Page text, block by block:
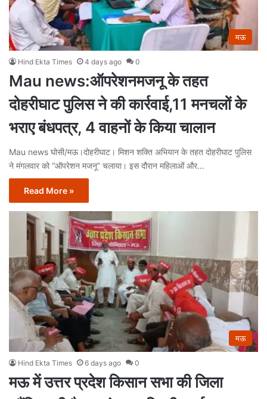
मऊ
Hind Ekta Times 4 days ago 0
Mau news:ऑपरेशनमजनू के तहत
दोहरीघाट पुलिस ने की कार्रवाई,11 मनचलों के
भराए बंधपत्र, 4 वाहनों के किया चालान
Mau news घोसी/मऊ।दोहरीघाट। मिशन शक्ति अभियान के तहत दोहरीघाट पुलिस
ने मंगलवार को “ऑपरेशन मजनू” चलाया। इस दौरान महिलाओं और…
Read More »
मऊ
Hind Ekta Times 6 days ago 0
मऊ में उत्तर प्रदेश किसान सभा की जिला